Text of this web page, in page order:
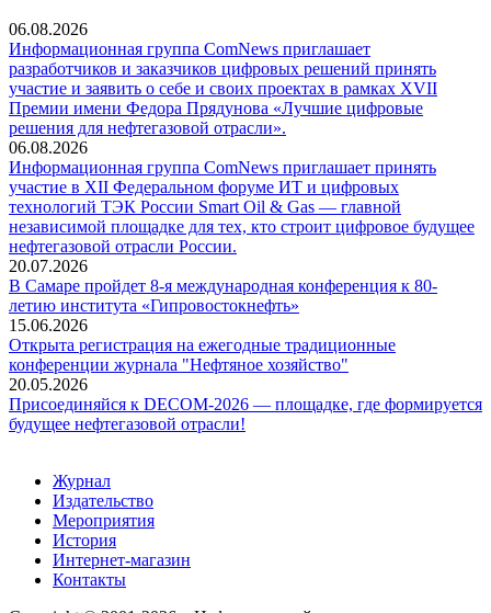
06.08.2026
Информационная группа ComNews приглашает
разработчиков и заказчиков цифровых решений принять
участие и заявить о себе и своих проектах в рамках XVII
Премии имени Федора Прядунова «Лучшие цифровые
решения для нефтегазовой отрасли».
06.08.2026
Информационная группа ComNews приглашает принять
участие в XII Федеральном форуме ИТ и цифровых
технологий ТЭК России Smart Oil & Gas — главной
независимой площадке для тех, кто строит цифровое будущее
нефтегазовой отрасли России.
20.07.2026
В Самаре пройдет 8-я международная конференция к 80-
летию института «Гипровостокнефть»
15.06.2026
Открыта регистрация на ежегодные традиционные
конференции журнала "Нефтяное хозяйство"
20.05.2026
Присоединяйся к DECOM-2026 — площадке, где формируется
будущее нефтегазовой отрасли!
Журнал
Издательство
Мероприятия
История
Интернет-магазин
Контакты